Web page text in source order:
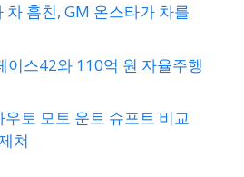
훔친, GM 온스타가 차를
이스42와 110억 원 자율주행
토 모토 운트 슈포트 비교
쳐